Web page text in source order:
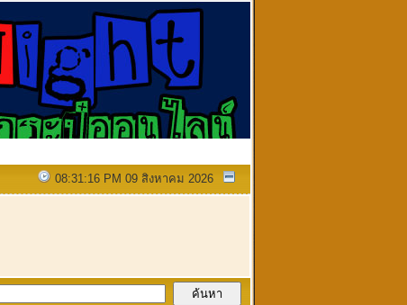
08:31:16 PM 09 สิงหาคม 2026